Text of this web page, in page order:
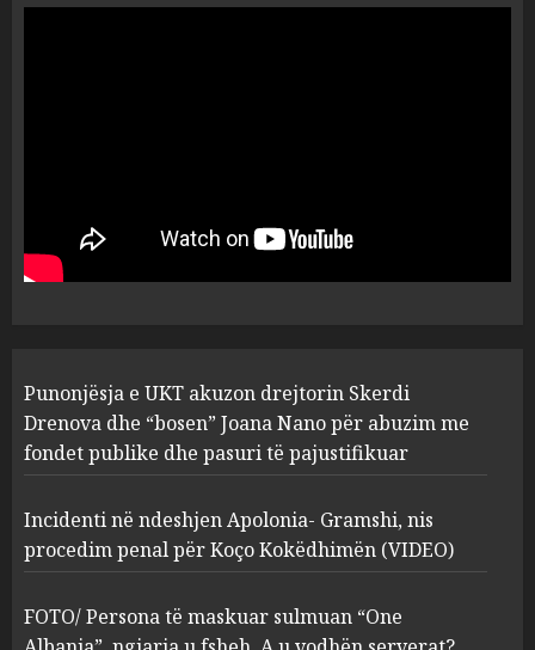
4
Mariela dhe Antonela
Berishën
MARCH 25, 2025
5
ngjau me Talo Çelën”,
dëshmia e Nuredin Dumanit
flet për PERSONAT që e
plagosën!
Punonjësja e UKT akuzon drejtorin Skerdi
Drenova dhe “bosen” Joana Nano për abuzim me
fondet publike dhe pasuri të pajustifikuar
Incidenti në ndeshjen Apolonia- Gramshi, nis
procedim penal për Koço Kokëdhimën (VIDEO)
FOTO/ Persona të maskuar sulmuan “One